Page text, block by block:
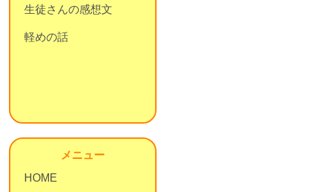
生徒さんの感想文
軽めの話
メニュー
HOME